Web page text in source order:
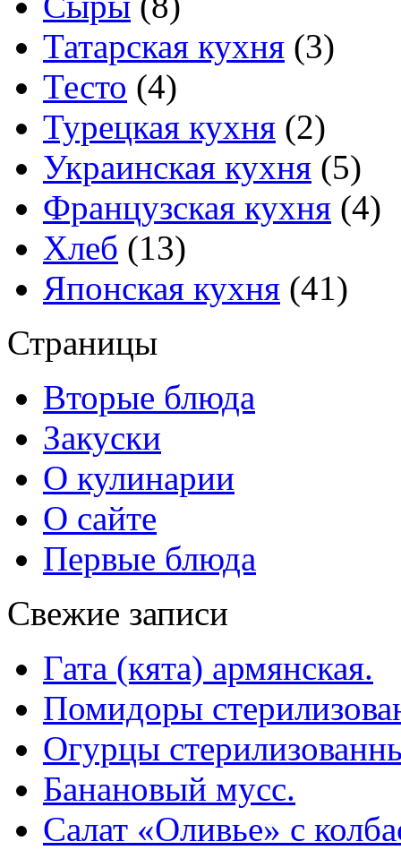
Татарская кухня (3)
Тесто (4)
Турецкая кухня (2)
Украинская кухня (5)
Французская кухня (4)
Хлеб (13)
Японская кухня (41)
Страницы
Вторые блюда
Закуски
О кулинарии
О сайте
Первые блюда
Свежие записи
Гата (кята) армянская.
Помидоры
Огурцы
Банановый мусс.
Салат «Оливье» с